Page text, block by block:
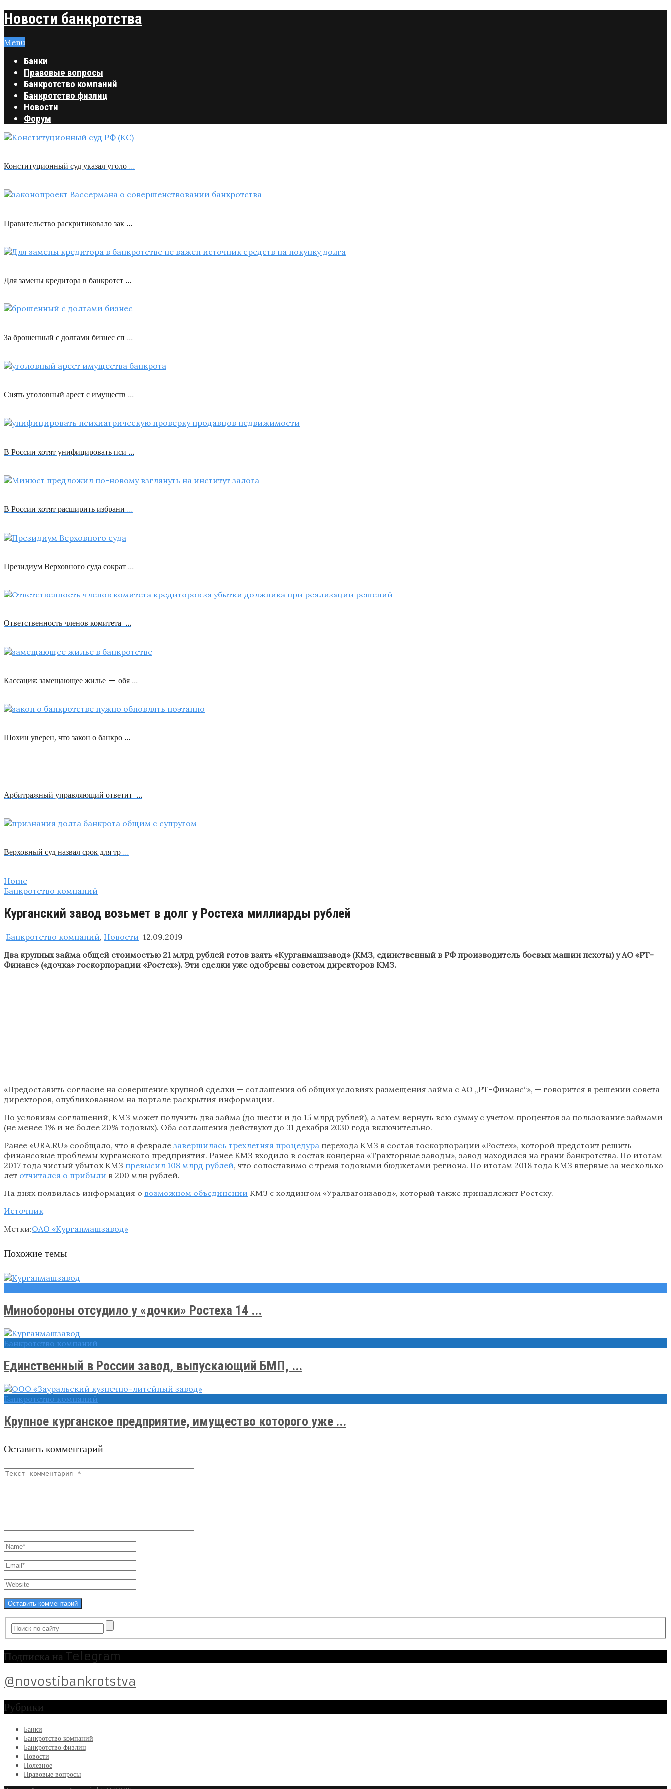
Новости банкротства
Menu
Банки
Правовые вопросы
Банкротство компаний
Банкротство физлиц
Новости
Форум
Конституционный суд указал уголо …
Правительство раскритиковало зак …
Для замены кредитора в банкротст …
За брошенный с долгами бизнес сп …
Снять уголовный арест с имуществ …
В России хотят унифицировать пси …
В России хотят расширить избрани …
Президиум Верховного суда сократ …
Ответственность членов комитета …
Кассация: замещающее жилье — обя …
Шохин уверен, что закон о банкро …
Арбитражный управляющий ответит …
Верховный суд назвал срок для тр …
Home
Банкротство компаний
Курганский завод возьмет в долг у Ростеха миллиарды рублей
Банкротство компаний, Новости 12.09.2019
Два крупных займа общей стоимостью 21 млрд рублей готов взять «Курганмашзавод» (КМЗ, единственный в РФ производитель боевых машин пехоты) у АО «РТ-
Финанс» («дочка» госкорпорации «Ростех»). Эти сделки уже одобрены советом директоров КМЗ.
«Предоставить согласие на совершение крупной сделки — соглашения об общих условиях размещения займа с АО „РТ-Финанс“», — говорится в решении совета
директоров, опубликованном на портале раскрытия информации.
По условиям соглашений, КМЗ может получить два займа (до шести и до 15 млрд рублей), а затем вернуть всю сумму с учетом процентов за пользование займами
(не менее 1% и не более 20% годовых). Оба соглашения действуют до 31 декабря 2030 года включительно.
Ранее «URA.RU» сообщало, что в феврале завершилась трехлетняя процедура перехода КМЗ в состав госкорпорации «Ростех», которой предстоит решить
финансовые проблемы курганского предприятия. Ранее КМЗ входило в состав концерна «Тракторные заводы», завод находился на грани банкротства. По итогам
2017 года чистый убыток КМЗ превысил 108 млрд рублей, что сопоставимо с тремя годовыми бюджетами региона. По итогам 2018 года КМЗ впервые за несколько
лет отчитался о прибыли в 200 млн рублей.
На днях появилась информация о возможном объединении КМЗ с холдингом «Уралвагонзавод», который также принадлежит Ростеху.
Источник
Метки:ОАО «Курганмашзавод»
Похожие темы
Минобороны отсудило у «дочки» Ростеха 14 ...
Банкротство компаний
Единственный в России завод, выпускающий БМП, ...
Банкротство компаний
Крупное курганское предприятие, имущество которого уже ...
Оставить комментарий
Подписка на Telegram
@novostibankrotstva
Рубрики
Банки
Банкротство компаний
Банкротство физлиц
Новости
Полезное
Правовые вопросы